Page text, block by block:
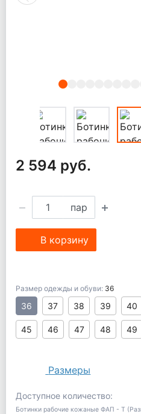
2 594 руб.
пар
В корзину
Размер одежды и обуви: 36
36 37 38 39 40
45 46 47 48 49
Размеры
Доступное количество:
Ботинки рабочие кожаные ФАП - Т